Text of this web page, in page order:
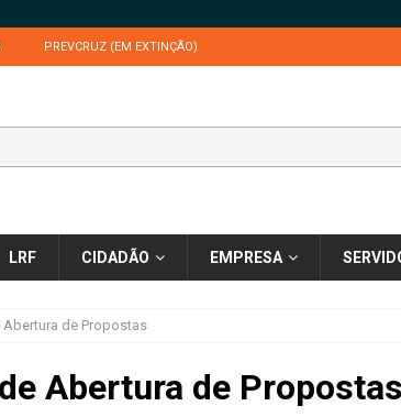
PREVCRUZ (EM EXTINÇÃO)
LRF CIDADÃO EMPRESA
Abertura de Propostas
Abertura de Propostas